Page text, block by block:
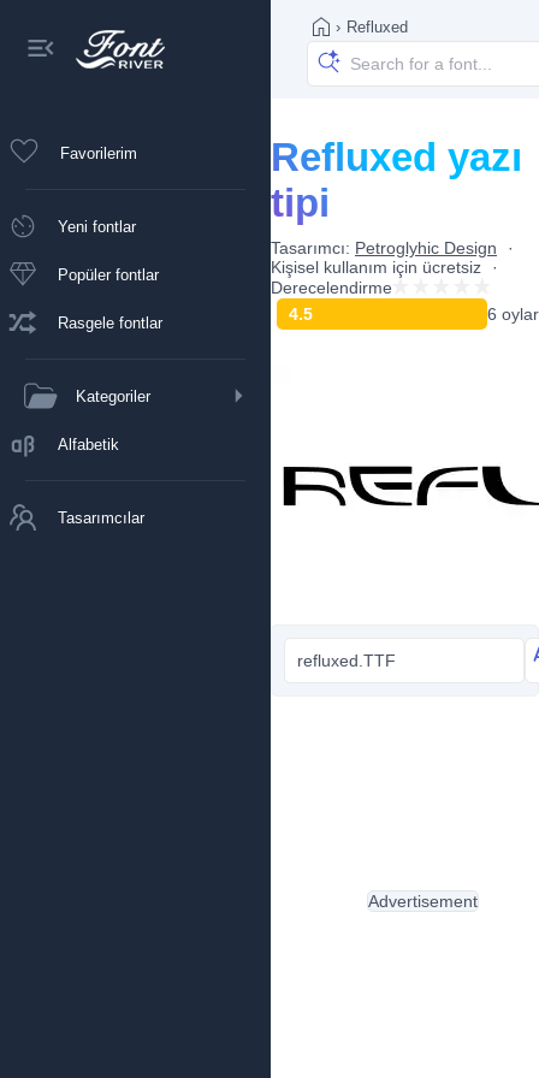
Favorilerim
Yeni fontlar
Popüler fontlar
Rasgele fontlar
Kategoriler
Alfabetik
Tasarımcılar
› Refluxed
Refluxed yazı
tipi
Tasarımcı: Petroglyhic Design
Kişisel kullanım için ücretsiz
Derecelendirme
4.5
6 oylar
refluxed.TTF
Advertisement